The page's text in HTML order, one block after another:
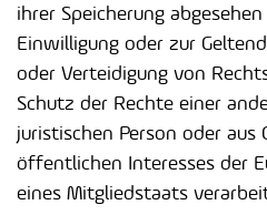
ihrer Speicherung
Einwilligung oder zur
oder Verteidigung von
Schutz der Rechte einer
juristischen Person oder aus
öffentlichen Interesses der
eines Mitgliedstaats